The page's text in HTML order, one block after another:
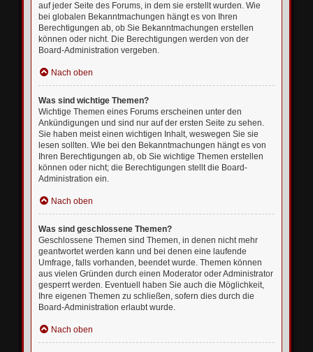
auf jeder Seite des Forums, in dem sie erstellt wurden. Wie
bei globalen Bekanntmachungen hängt es von Ihren
Berechtigungen ab, ob Sie Bekanntmachungen erstellen
können oder nicht. Die Berechtigungen werden von der
Board-Administration vergeben.
Nach oben
Was sind wichtige Themen?
Wichtige Themen eines Forums erscheinen unter den
Ankündigungen und sind nur auf der ersten Seite zu sehen.
Sie haben meist einen wichtigen Inhalt, weswegen Sie sie
lesen sollten. Wie bei den Bekanntmachungen hängt es von
Ihren Berechtigungen ab, ob Sie wichtige Themen erstellen
können oder nicht; die Berechtigungen stellt die Board-
Administration ein.
Nach oben
Was sind geschlossene Themen?
Geschlossene Themen sind Themen, in denen nicht mehr
geantwortet werden kann und bei denen eine laufende
Umfrage, falls vorhanden, beendet wurde. Themen können
aus vielen Gründen durch einen Moderator oder Administrator
gesperrt werden. Eventuell haben Sie auch die Möglichkeit,
Ihre eigenen Themen zu schließen, sofern dies durch die
Board-Administration erlaubt wurde.
Nach oben